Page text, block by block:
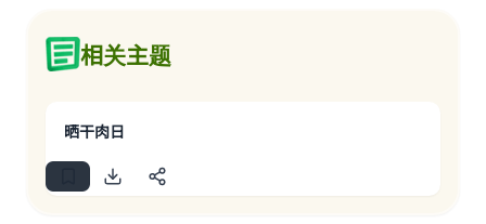
相关主题
晒干肉日